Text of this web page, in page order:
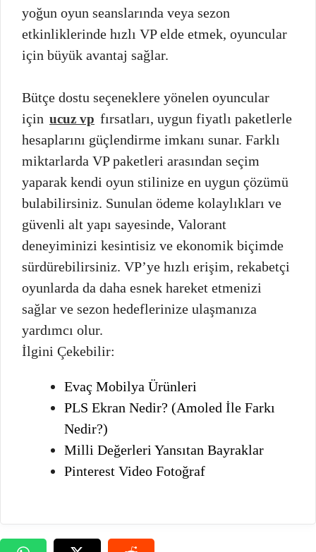
yoğun oyun seanslarında veya sezon
etkinliklerinde hızlı VP elde etmek, oyuncular
için büyük avantaj sağlar.
Bütçe dostu seçeneklere yönelen oyuncular
için ucuz vp fırsatları, uygun fiyatlı paketlerle
hesaplarını güçlendirme imkanı sunar. Farklı
miktarlarda VP paketleri arasından seçim
yaparak kendi oyun stilinize en uygun çözümü
bulabilirsiniz. Sunulan ödeme kolaylıkları ve
güvenli alt yapı sayesinde, Valorant
deneyiminizi kesintisiz ve ekonomik biçimde
sürdürebilirsiniz. VP’ye hızlı erişim, rekabetçi
oyunlarda da daha esnek hareket etmenizi
sağlar ve sezon hedeflerinize ulaşmanıza
yardımcı olur.
İlgini Çekebilir:
Evaç Mobilya Ürünleri
PLS Ekran Nedir? (Amoled İle Farkı
Nedir?)
Milli Değerleri Yansıtan Bayraklar
Pinterest Video Fotoğraf